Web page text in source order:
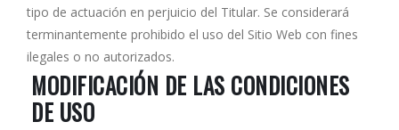
tipo de actuación en perjuicio del Titular. Se considerará
terminantemente prohibido el uso del Sitio Web con fines
ilegales o no autorizados.
MODIFICACIÓN DE LAS CONDICIONES
DE USO